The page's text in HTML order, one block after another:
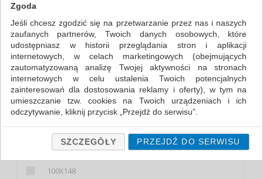
OZNAKOWANIE FIRM (13)
FILTRY
PRODUKT
TABLICE RÓŻNE...
INSTRUKCJE...
INSTRUKCJE PPOŻ
WIĘCEJ
Zaznaczono
100X148
Zgoda
Jeśli chcesz zgodzić się na przetwarzanie przez nas i naszych
zaufanych partnerów, Twoich danych osobowych, które
udostępniasz w historii przeglądania stron i aplikacji
internetowych, w celach marketingowych (obejmujących
zautomatyzowaną analizę Twojej aktywności na stronach
internetowych w celu ustalenia Twoich potencjalnych
zainteresowań dla dostosowania reklamy i oferty), w tym na
umieszczanie tzw. cookies na Twoich urządzeniach i ich
odczytywanie, kliknij przycisk „Przejdź do serwisu”.
Jeśli nie chcesz wyrazić zgody lub ograniczyć jej zakres, kliknij
„Szczegóły”, gdzie znajdziesz wszelkie informacje o tym jak to
zrobić . Te same informacje znajdziesz także na podstronie z
naszą polityką prywatności obowiązującą od 25 maja 2018.
SZCZEGÓŁY PRZEJDŹ DO SERWISU